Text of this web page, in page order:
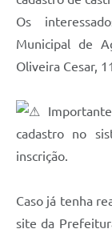
Os
Municipal de
Oliveira Cesar,
cadastro no
inscrição.
Caso já tenha
site da